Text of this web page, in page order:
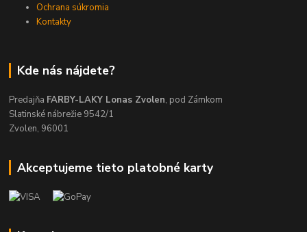
Ochrana súkromia
Kontakty
Kde nás nájdete?
Predajňa FARBY-LAKY Lonas Zvolen, pod Zámkom
Slatinské nábrežie 9542/1
Zvolen, 96001
Akceptujeme tieto platobné karty